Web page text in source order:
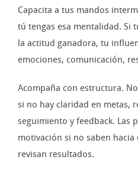
Capacita a tus mandos
tú tengas esa mentalidad. Si
la actitud ganadora, tu
emociones, comunicación,
Acompaña con estructura.
si no hay claridad en metas,
seguimiento y feedback. Las
motivación si no saben
revisan resultados.